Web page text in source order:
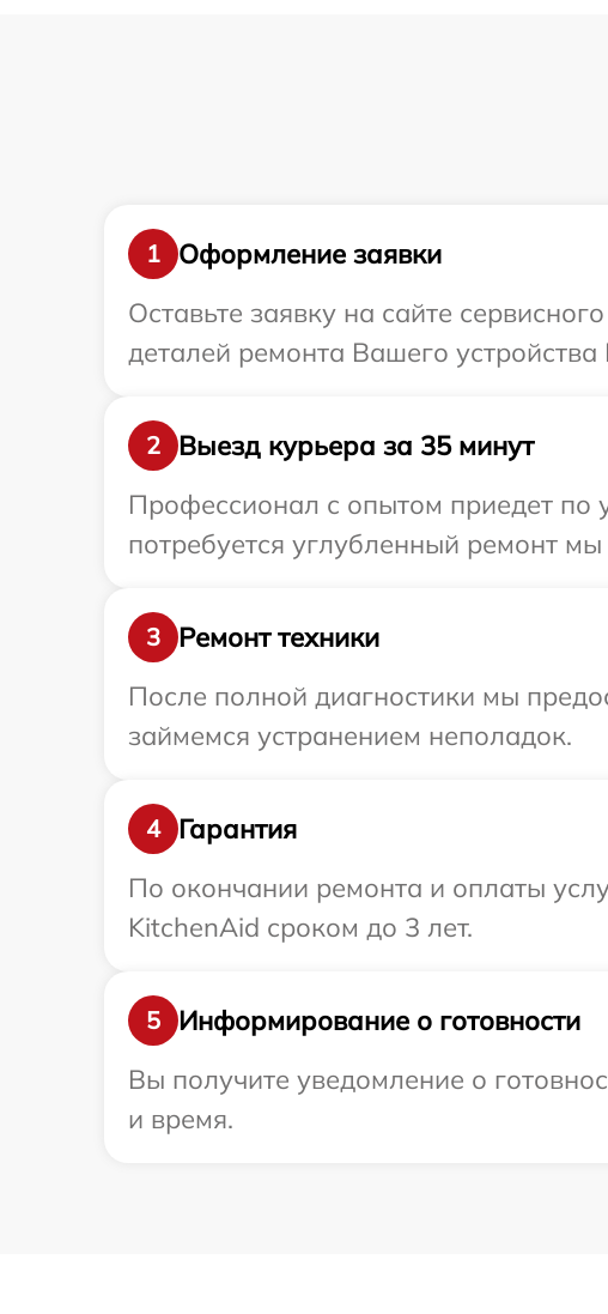
1
Оформление заявки
Оставьте заявку на сайте
деталей ремонта Вашего устройства
2
Выезд курьера за 35 минут
Профессионал с опытом приедет по
потребуется углубленный ремонт
3
Ремонт техники
После полной диагностики мы
займемся устранением неполадок.
4
Гарантия
По окончании ремонта и оплаты
KitchenAid сроком до 3 лет.
5
Информирование о готовности
Вы получите уведомление о
и время.